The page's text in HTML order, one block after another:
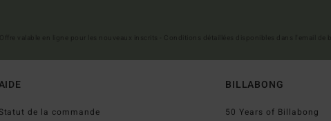
Statut de la commande
BILLABONG
50 Years of Billabong